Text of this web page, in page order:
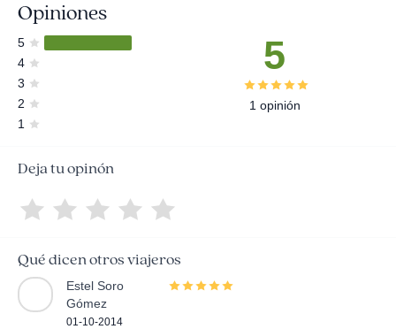
Opiniones
5
4
3
2
1
5
1 opinión
Deja tu opinón
Qué dicen otros viajeros
Estel Soro
Gómez
01-10-2014